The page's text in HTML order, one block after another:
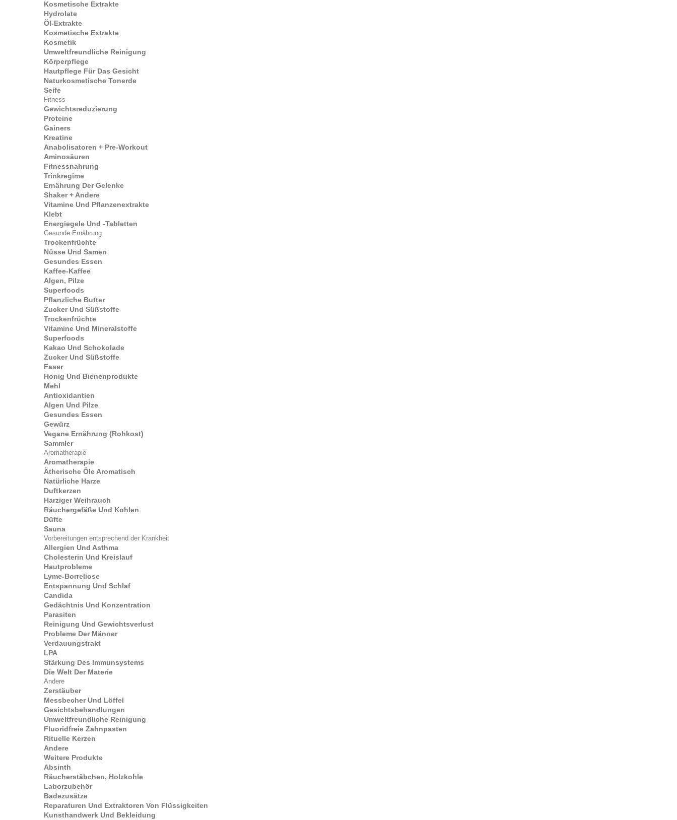
Kosmetische Extrakte
Hydrolate
Öl-Extrakte
Kosmetische Extrakte
Kosmetik
Umweltfreundliche Reinigung
Körperpflege
Hautpflege Für Das Gesicht
Naturkosmetische Tonerde
Seife
Fitness
Gewichtsreduzierung
Proteine
Gainers
Kreatine
Anabolisatoren + Pre-Workout
Aminosäuren
Fitnessnahrung
Trinkregime
Ernährung Der Gelenke
Shaker + Andere
Vitamine Und Pflanzenextrakte
Klebt
Energiegele Und -tabletten
Gesunde Ernährung
Trockenfrüchte
Nüsse Und Samen
Gesundes Essen
Kaffee-Kaffee
Algen, Pilze
Superfoods
Pflanzliche Butter
Zucker Und Süßstoffe
Trockenfrüchte
Vitamine Und Mineralstoffe
Superfoods
Kakao Und Schokolade
Zucker Und Süßstoffe
Faser
Honig Und Bienenprodukte
Mehl
Antioxidantien
Algen Und Pilze
Gesundes Essen
Gewürz
Vegane Ernährung (Rohkost)
Sammler
Aromatherapie
Aromatherapie
Ätherische Öle Aromatisch
Natürliche Harze
Duftkerzen
Harziger Weihrauch
Räuchergefäße Und Kohlen
Düfte
Sauna
Vorbereitungen entsprechend der Krankheit
Allergien Und Asthma
Cholesterin Und Kreislauf
Hautprobleme
Lyme-Borreliose
Entspannung Und Schlaf
Candida
Gedächtnis Und Konzentration
Parasiten
Reinigung Und Gewichtsverlust
Probleme Der Männer
Verdauungstrakt
LPA
Stärkung Des Immunsystems
Die Welt Der Materie
Andere
Zerstäuber
Messbecher Und Löffel
Gesichtsbehandlungen
Umweltfreundliche Reinigung
Fluoridfreie Zahnpasten
Rituelle Kerzen
Andere
Weitere Produkte
Absinth
Räucherstäbchen, Holzkohle
Laborzubehör
Badezusätze
Reparaturen Und Extraktoren Von Flüssigkeiten
Kunsthandwerk Und Bekleidung